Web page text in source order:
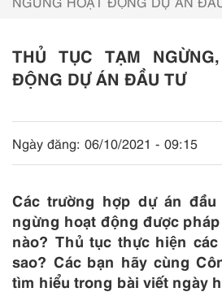
THỦ TỤC TẠM
ĐỘNG DỰ ÁN ĐẦU TƯ
Ngày đăng: 06/10/2021 - 09:15
Các trường hợp dự án
ngừng hoạt động được
nào? Thủ tục thực hiện
sao? Các bạn hãy cùng
tìm hiểu trong bài viết ngày